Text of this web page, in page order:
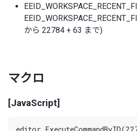
から 22784 + 63 まで)
マクロ
[JavaScript]